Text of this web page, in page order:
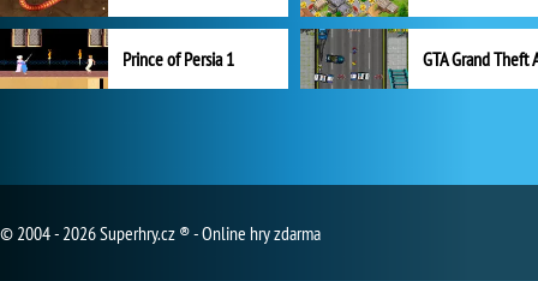
Prince of Persia 1 GTA Grand Theft
© 2004 - 2026 Superhry.cz ® - Online hry zdarma